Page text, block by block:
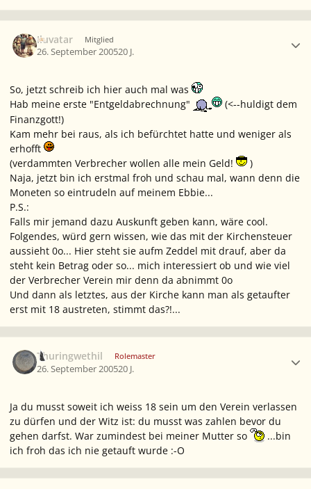
Iluvatar Mitglied
26. September 200520 J.
So, jetzt schreib ich hier auch mal was
Hab meine erste "Entgeldabrechnung"
(<--huldigt dem
Finanzgott!)
Kam mehr bei raus, als ich befürchtet hatte und weniger als
erhofft
(verdammten Verbrecher wollen alle mein Geld!
)
Naja, jetzt bin ich erstmal froh und schau mal, wann denn die
Moneten so eintrudeln auf meinem Ebbie...
P.S.:
Falls mir jemand dazu Auskunft geben kann, wäre cool.
Folgendes, würd gern wissen, wie das mit der Kirchensteuer
aussieht 0o... Hier steht sie aufm Zeddel mit drauf, aber da
steht kein Betrag oder so... mich interessiert ob und wie viel
der Verbrecher Verein mir denn da abnimmt 0o
Und dann als letztes, aus der Kirche kann man als getaufter
erst mit 18 austreten, stimmt das?!...
Thuringwethil Rolemaster
26. September 200520 J.
Ja du musst soweit ich weiss 18 sein um den Verein verlassen
zu dürfen und der Witz ist: du musst was zahlen bevor du
gehen darfst. War zumindest bei meiner Mutter so
...bin
ich froh das ich nie getauft wurde :-O